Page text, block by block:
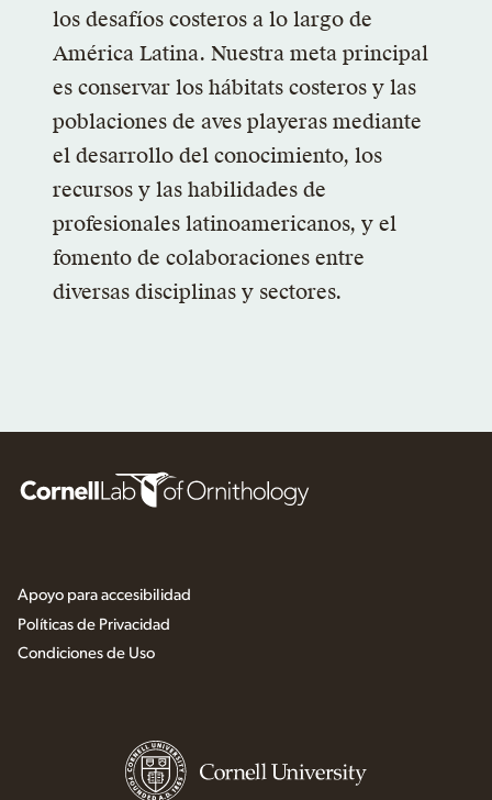
los desafíos costeros a lo largo de
América Latina. Nuestra meta principal
es conservar los hábitats costeros y las
poblaciones de aves playeras mediante
el desarrollo del conocimiento, los
recursos y las habilidades de
profesionales latinoamericanos, y el
fomento de colaboraciones entre
diversas disciplinas y sectores.
Apoyo para accesibilidad
Políticas de Privacidad
Condiciones de Uso